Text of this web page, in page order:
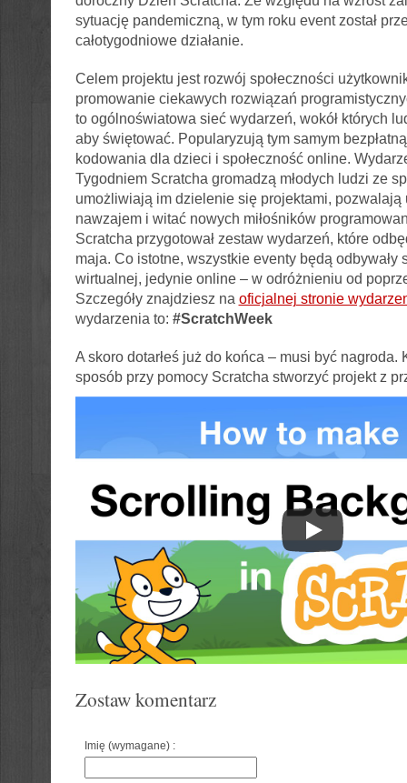
sytuację pandemiczną, w tym roku event został
całotygodniowe działanie.
Celem projektu jest rozwój społeczności
promowanie ciekawych rozwiązań
to ogólnoświatowa sieć wydarzeń, wokół których
aby świętować. Popularyzują tym samym
kodowania dla dzieci i społeczność online.
Tygodniem Scratcha gromadzą młodych ludzi ze
umożliwiają im dzielenie się projektami, pozwalają
nawzajem i witać nowych miłośników
Scratcha przygotował zestaw wydarzeń, które
maja. Co istotne, wszystkie eventy będą odbywały
wirtualnej, jedynie online – w odróżnieniu od
Szczegóły znajdziesz na oficjalnej stronie
wydarzenia to: #ScratchWeek
A skoro dotarłeś już do końca – musi być nagroda.
sposób przy pomocy Scratcha stworzyć projekt z
Zostaw komentarz
Imię (wymagane) :